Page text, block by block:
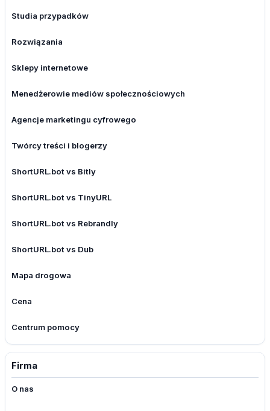
Studia przypadków
Rozwiązania
Sklepy internetowe
Menedżerowie mediów społecznościowych
Agencje marketingu cyfrowego
Twórcy treści i blogerzy
ShortURL.bot vs Bitly
ShortURL.bot vs TinyURL
ShortURL.bot vs Rebrandly
ShortURL.bot vs Dub
Mapa drogowa
Cena
Centrum pomocy
Firma
O nas